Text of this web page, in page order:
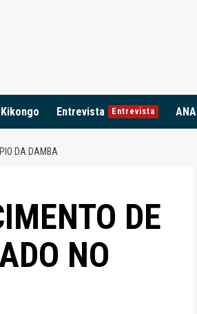
Entrevista Entrevista
DA DAMBA
DE
NO